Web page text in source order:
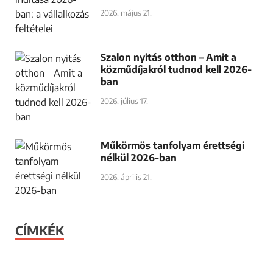
2026. május 21.
Szalon nyitás otthon – Amit a
közműdíjakról tudnod kell 2026-
ban
2026. július 17.
Műkörmös tanfolyam érettségi
nélkül 2026-ban
2026. április 21.
CÍMKÉK